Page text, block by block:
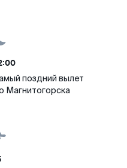
поздний вылет
Магнитогорска